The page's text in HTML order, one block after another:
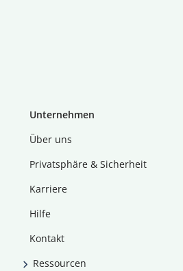
Unternehmen
Über uns
Privatsphäre & Sicherheit
Karriere
Hilfe
Kontakt
Ressourcen